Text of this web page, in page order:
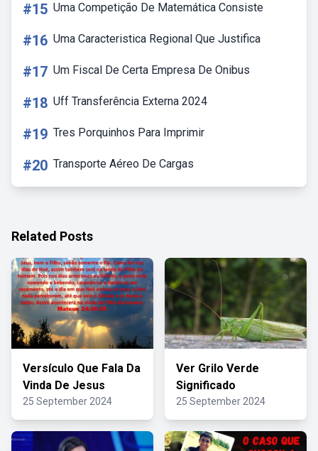
#15 Uma Competição De Matemática Consiste
#16 Uma Caracteristica Regional Que Justifica
#17 Um Fiscal De Certa Empresa De Onibus
#18 Uff Transferência Externa 2024
#19 Tres Porquinhos Para Imprimir
#20 Transporte Aéreo De Cargas
Related Posts
Versículo Que Fala Da
Vinda De Jesus
25 September 2024
Ver Grilo Verde
Significado
25 September 2024